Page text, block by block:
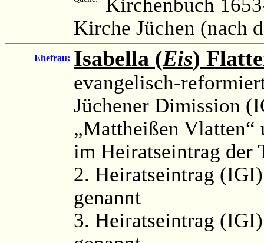
Kirchenbuch
Kirche Jüchen (nach
Ehefrau: Isabella (Eis)
evangelisch-
Jüchener Dimission
„Mattheißen Vlatten“
im Heiratseintrag der
2. Heiratseintrag
genannt
3. Heiratseintrag